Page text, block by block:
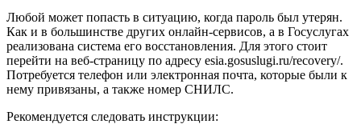
Любой может попасть в ситуацию, когда пароль был утерян.
Как и в большинстве других онлайн-сервисов, а в Госуслугах
реализована система его восстановления. Для этого стоит
перейти на веб-страницу по адресу esia.gosuslugi.ru/recovery/.
Потребуется телефон или электронная почта, которые были к
нему привязаны, а также номер СНИЛС.
Рекомендуется следовать инструкции: